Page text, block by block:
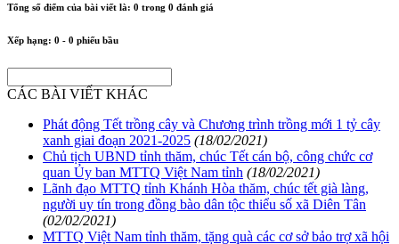
Tổng số điểm của bài viết là: 0 trong 0 đánh giá
Xếp hạng: 0 - 0 phiếu bầu
CÁC BÀI VIẾT KHÁC
Phát động Tết trồng cây và Chương trình trồng mới 1 tỷ cây
xanh giai đoạn 2021-2025 (18/02/2021)
Chủ tịch UBND tỉnh thăm, chúc Tết cán bộ, công chức cơ
quan Ủy ban MTTQ Việt Nam tỉnh (18/02/2021)
Lãnh đạo MTTQ tỉnh Khánh Hòa thăm, chúc tết già làng,
người uy tín trong đồng bào dân tộc thiểu số xã Diên Tân
(02/02/2021)
MTTQ Việt Nam tỉnh thăm, tặng quà các cơ sở bảo trợ xã hội